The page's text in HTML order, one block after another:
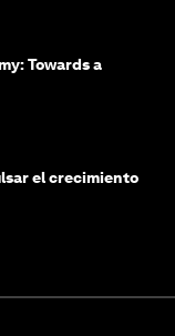
Towards a
el crecimiento